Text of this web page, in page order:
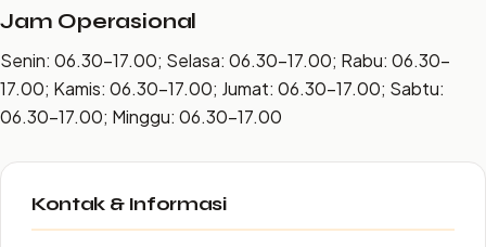
Jam Operasional
Senin: 06.30–17.00; Selasa: 06.30–17.00; Rabu: 06.30–
17.00; Kamis: 06.30–17.00; Jumat: 06.30–17.00; Sabtu:
06.30–17.00; Minggu: 06.30–17.00
Kontak & Informasi